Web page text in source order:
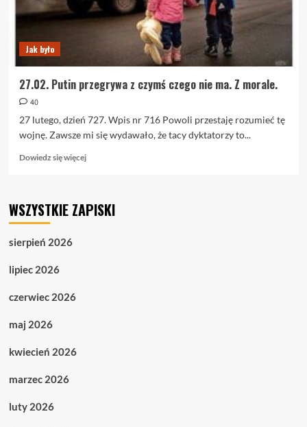
Jak było
27.02. Putin przegrywa z czymś czego nie ma. Z morale.
40
27 lutego, dzień 727. Wpis nr 716 Powoli przestaję rozumieć tę
wojnę. Zawsze mi się wydawało, że tacy dyktatorzy to...
Dowiedz się więcejDowiedz
27.02.
WSZYSTKIE ZAPISKI
sierpień 2026
lipiec 2026
czerwiec 2026
maj 2026
kwiecień 2026
marzec 2026
luty 2026